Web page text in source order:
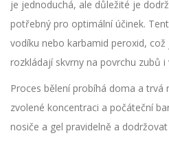
je jednoduchá, ale důležité je
potřebný pro optimální účinek.
vodíku nebo karbamid peroxid,
rozkládají skvrny na povrchu zubů i
Proces bělení probíhá doma a trvá
zvolené koncentraci a počáteční
nosiče a gel pravidelně a